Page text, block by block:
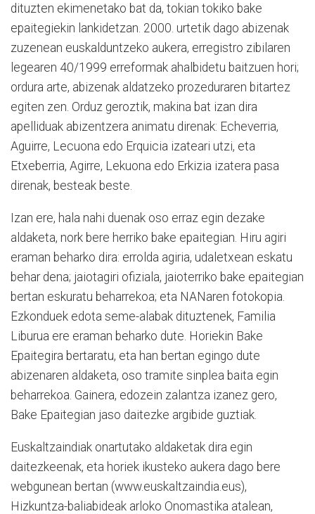
dituzten ekimenetako bat da, tokian tokiko bake
epaitegiekin lankidetzan. 2000. urtetik dago abizenak
zuzenean euskalduntzeko aukera, erregistro zibilaren
legearen 40/1999 erreformak ahalbidetu baitzuen hori;
ordura arte, abizenak aldatzeko prozeduraren bitartez
egiten zen. Orduz geroztik, makina bat izan dira
apelliduak abizentzera animatu direnak: Echeverria,
Aguirre, Lecuona edo Erquicia izateari utzi, eta
Etxeberria, Agirre, Lekuona edo Erkizia izatera pasa
direnak, besteak beste.
Izan ere, hala nahi duenak oso erraz egin dezake
aldaketa, nork bere herriko bake epaitegian. Hiru agiri
eraman beharko dira: errolda agiria, udaletxean eskatu
behar dena; jaiotagiri ofiziala, jaioterriko bake epaitegian
bertan eskuratu beharrekoa; eta NANaren fotokopia.
Ezkonduek edota seme-alabak dituztenek, Familia
Liburua ere eraman beharko dute. Horiekin Bake
Epaitegira bertaratu, eta han bertan egingo dute
abizenaren aldaketa, oso tramite sinplea baita egin
beharrekoa. Gainera, edozein zalantza izanez gero,
Bake Epaitegian jaso daitezke argibide guztiak.
Euskaltzaindiak onartutako aldaketak dira egin
daitezkeenak, eta horiek ikusteko aukera dago bere
webgunean bertan (www.euskaltzaindia.eus),
Hizkuntza-baliabideak arloko Onomastika atalean,